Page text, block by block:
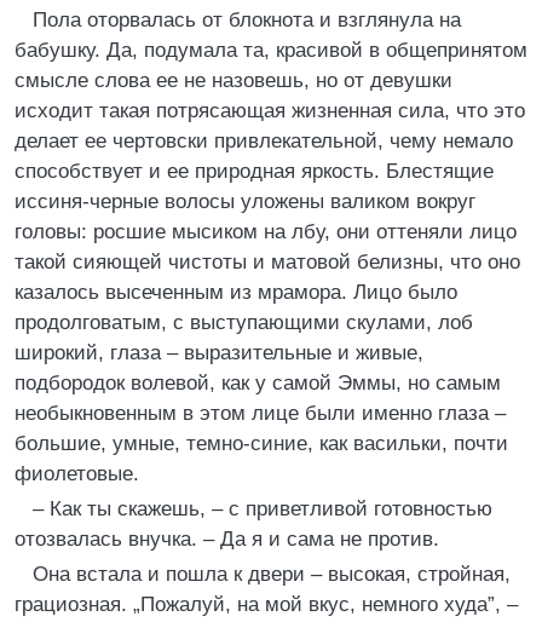
Пола оторвалась от блокнота и взглянула на
бабушку. Да, подумала та, красивой в общепринятом
смысле слова ее не назовешь, но от девушки
исходит такая потрясающая жизненная сила, что это
делает ее чертовски привлекательной, чему немало
способствует и ее природная яркость. Блестящие
иссиня-черные волосы уложены валиком вокруг
головы: росшие мысиком на лбу, они оттеняли лицо
такой сияющей чистоты и матовой белизны, что оно
казалось высеченным из мрамора. Лицо было
продолговатым, с выступающими скулами, лоб
широкий, глаза – выразительные и живые,
подбородок волевой, как у самой Эммы, но самым
необыкновенным в этом лице были именно глаза –
большие, умные, темно-синие, как васильки, почти
фиолетовые.
– Как ты скажешь, – с приветливой готовностью
отозвалась внучка. – Да я и сама не против.
Она встала и пошла к двери – высокая, стройная,
грациозная. „Пожалуй, на мой вкус, немного худа”, –